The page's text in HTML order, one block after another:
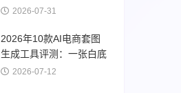
2026-07-31
2026年10款AI电商套图
生成工具评测：一张白底
图出全套素材
2026-07-12